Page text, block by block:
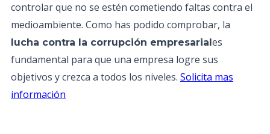
controlar que no se estén cometiendo faltas contra el
medioambiente. Como has podido comprobar, la
lucha contra la corrupción empresariales
fundamental para que una empresa logre sus
objetivos y crezca a todos los niveles. Solicita mas
información